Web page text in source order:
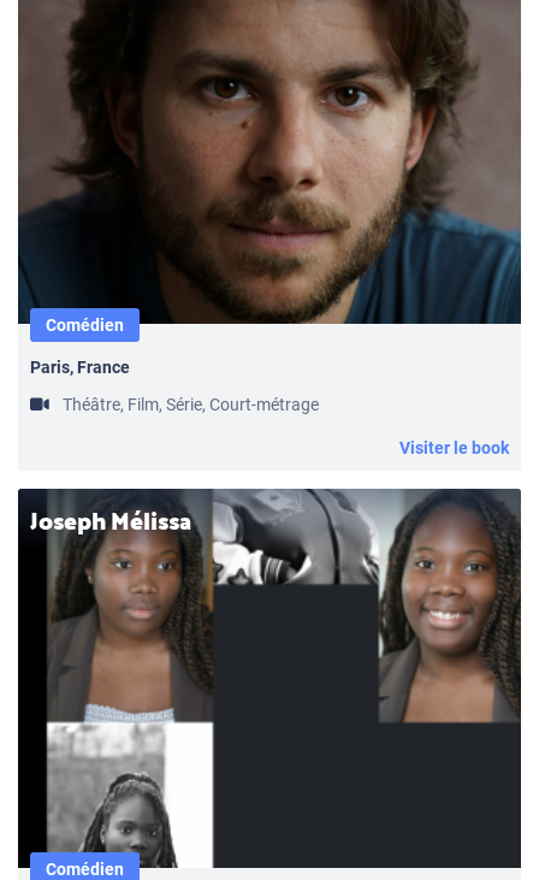
Comédien
Paris, France
Théâtre, Film, Série, Court-métrage
Visiter le book
Joseph Mélissa
Comédien